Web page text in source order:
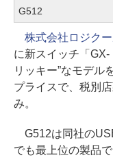
G512
株式会社ロジク
に新スイッチ「GX-
リッキー”なモデル
プライスで、税別
み。
G512は同社の
でも最上位の製品